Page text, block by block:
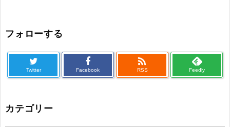
フォローする
Twitter Facebook

RSS Feedly
カテゴリー